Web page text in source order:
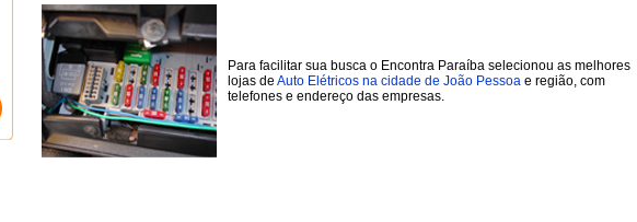
Para facilitar sua busca o Encontra Paraíba selecionou as melhores
lojas de Auto Elétricos na cidade de João Pessoa e região, com
telefones e endereço das empresas.